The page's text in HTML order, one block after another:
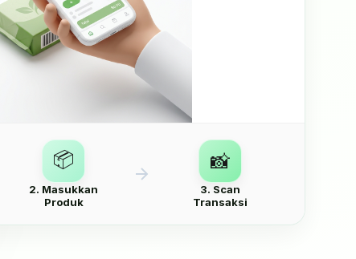
📦
2. Masukkan
Produk
📸
3. Scan
Transaksi